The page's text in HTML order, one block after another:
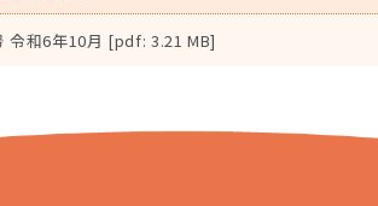
令和6年10月 [pdf: 3.21 MB]